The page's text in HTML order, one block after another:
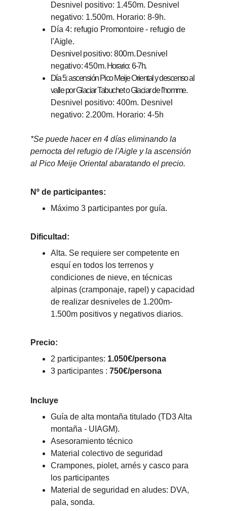
Desnivel positivo: 1.450m. Desnivel
negativo: 1.500m. Horario: 8-9h.
Día 4: refugio Promontoire - refugio de
l'Aigle.
Desnivel positivo: 800m. Desnivel
negativo:450m. Horario:  6-7h.
Día 5: ascensión Pico Meije Oriental y descenso al
valle por Glaciar Tabuchet o Glaciar de l'homme.
Desnivel positivo: 400m. Desnivel
negativo: 2.200m. Horario: 4-5h
*Se puede hacer en 4 días eliminando la
pernocta del refugio de l'Aigle y la ascensión
al Pico Meije Oriental abaratando el precio.
Nº de participantes:
Máximo 3 participantes por guía.
Dificultad:
Alta. Se requiere ser competente en
esquí en todos los terrenos y
condiciones de nieve, en técnicas
alpinas (cramponaje, rapel) y capacidad
de realizar desniveles de 1.200m-
1.500m positivos y negativos diarios.
Precio:
2 participantes: 1.050€/persona
3 participantes : 750€/persona
Incluye
Guía de alta montaña titulado (TD3 Alta
montaña - UIAGM).
Asesoramiento técnico
Material colectivo de seguridad
Crampones, piolet, arnés y casco para
los participantes
Material de seguridad en aludes: DVA,
pala, sonda.